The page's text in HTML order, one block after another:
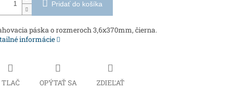
Pridať do košíka
páska o rozmeroch 3,6x370mm, čierna.
informácie
TLAČ OPÝTAŤ SA ZDIEĽAŤ